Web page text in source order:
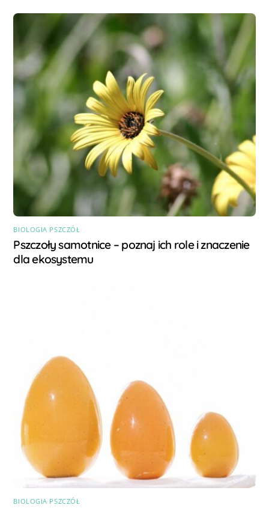
BIOLOGIA PSZCZÓŁ
Pszczoły samotnice – poznaj ich role i znaczenie
dla ekosystemu
BIOLOGIA PSZCZÓŁ